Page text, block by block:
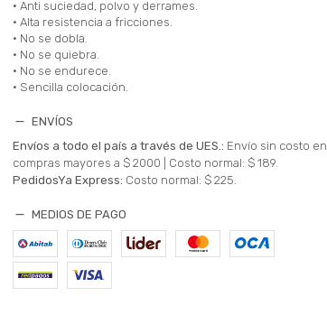
• Anti suciedad, polvo y derrames.
• Alta resistencia a fricciones.
• No se dobla.
• No se quiebra.
• No se endurece.
• Sencilla colocación.
ENVÍOS
Envíos a todo el país a través de UES.: Envío sin costo en
compras mayores a $ 2000 | Costo normal: $ 189.
PedidosYa Express: Costo normal: $ 225.
MEDIOS DE PAGO